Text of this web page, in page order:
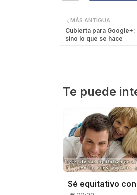
MÁS ANTIGUA
Cubierta para
sino lo que se hace
Te puede
Sé equitativo